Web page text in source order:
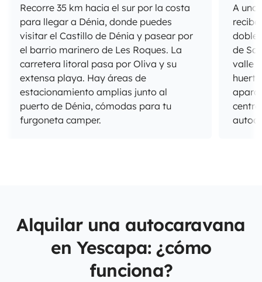
Recorre 35 km hacia el sur por la costa
para llegar a Dénia, donde puedes
visitar el Castillo de Dénia y pasear por
el barrio marinero de Les Roques. La
carretera litoral pasa por Oliva y su
extensa playa. Hay áreas de
estacionamiento amplias junto al
puerto de Dénia, cómodas para tu
furgoneta camper.
A
doble
de
valle
Alquilar una autocaravana
en Yescapa: ¿cómo
funciona?